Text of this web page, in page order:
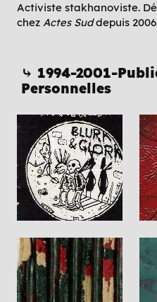
Activiste stakhanoviste.
chez Actes Suddepuis
⤷ 1994-2001-
Personnelles